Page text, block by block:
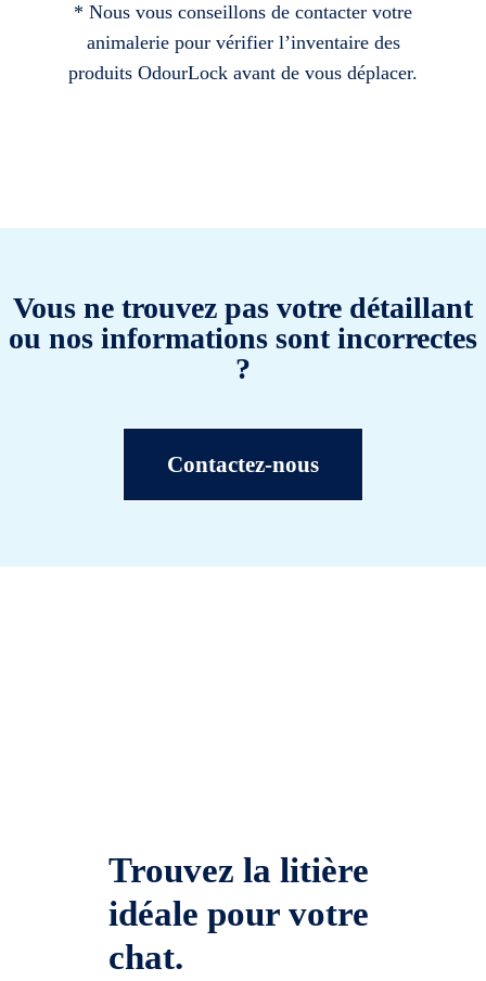
* Nous vous conseillons de contacter votre
animalerie pour vérifier l’inventaire des
produits OdourLock avant de vous déplacer.
Vous ne trouvez pas votre détaillant
ou nos informations sont incorrectes
?
Contactez-nous
Trouvez la litière
idéale pour votre
chat.